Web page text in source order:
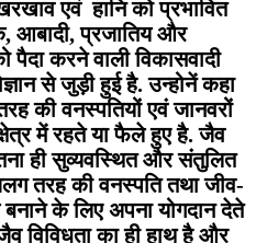
एवं हानि को प्रभावित
प्रजातिय और
पैदा करने वाली विकासवादी
से जुड़ी हुई है. उन्होनें कहा
की वनस्पतियों एवं जानवरों
में रहते या फैले हुए है. जैव
ही सुव्यवस्थित और संतुलित
तरह की वनस्पति तथा जीव-
के लिए अपना योगदान देते
विविधता का ही हाथ है और